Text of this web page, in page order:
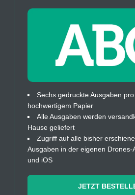
Sechs gedruckte Ausgaben
hochwertigem Papier
Alle Ausgaben werden
Hause geliefert
Zugriff auf alle bisher
Ausgaben in der eigenen Drones-
und iOS
JETZT